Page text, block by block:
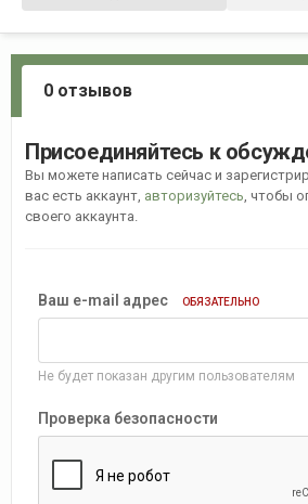
0 отзывов
Присоединяйтесь к
Вы можете написать сейчас и
вас есть аккаунт, авторизуйтесь , чтобы
своего аккаунта.
Ваш e-mail адрес ОБЯЗАТЕЛЬНО
Не будет показан другим пользователям
Проверка безопасности